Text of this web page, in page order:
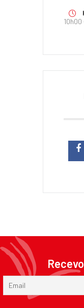
10h00